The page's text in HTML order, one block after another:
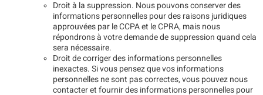
Droit à la suppression. Nous pouvons conserver des
informations personnelles pour des raisons juridiques
approuvées par le CCPA et le CPRA, mais nous
répondrons à votre demande de suppression quand cela
sera nécessaire.
Droit de corriger des informations personnelles
inexactes. Si vous pensez que vos informations
personnelles ne sont pas correctes, vous pouvez nous
contacter et fournir des informations personnelles pour